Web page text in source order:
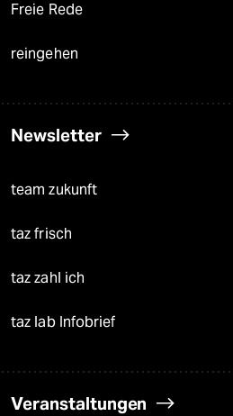
Freie Rede
reingehen
Newsletter
team zukunft
taz frisch
taz zahl ich
taz lab Infobrief
Veranstaltungen